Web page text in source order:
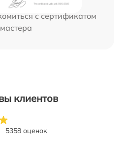
с сертификатом
мастера
клиентов
5358 оценок